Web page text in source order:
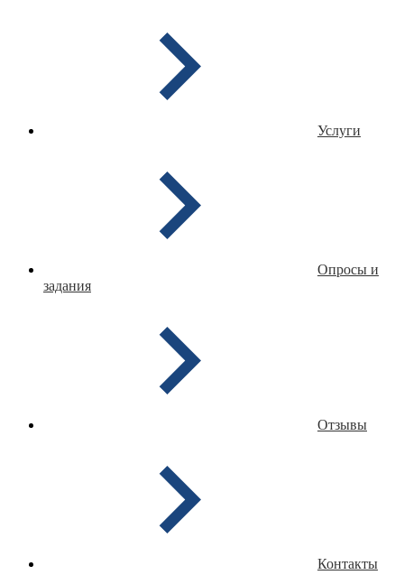
Услуги
Опросы и
задания
Отзывы
Контакты